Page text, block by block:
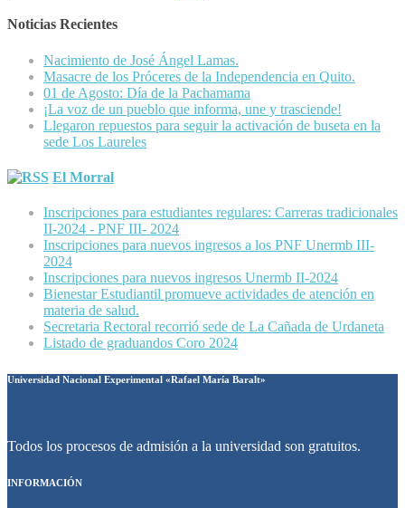
Noticias Recientes
Nacimiento de José Ángel Lamas.
Masacre de los Próceres de la Independencia en Quito.
01 de Agosto: Día de la Pachamama
¡La voz de un pueblo que informa, une y trasciende!
Llegaron repuestos para seguir la activación de buseta en la
sede Los Laureles
El Morral
Inscripciones para estudiantes regulares: Carreras tradicionales
II-2024 - PNF III- 2024
Inscripciones para nuevos ingresos a los PNF Unermb III-
2024
Inscripciones para nuevos ingresos Unermb II-2024
Bienestar Estudiantil promueve actividades de atención en
materia de salud.
Secretaria Rectoral recorrió sede de La Cañada de Urdaneta
Listado de graduandos Coro 2024
Universidad Nacional Experimental «Rafael María Baralt»
Todos los procesos de admisión a la universidad son gratuitos.
INFORMACIÓN